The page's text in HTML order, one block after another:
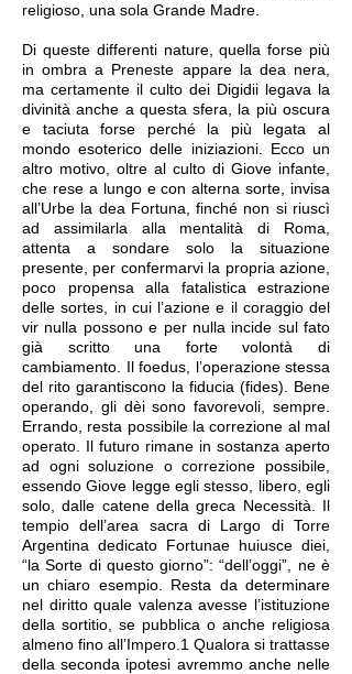
religioso, una sola Grande Madre.
Di queste differenti nature, quella forse più
in ombra a Preneste appare la dea nera,
ma certamente il culto dei Digidii legava la
divinità anche a questa sfera, la più oscura
e taciuta forse perché la più legata al
mondo esoterico delle iniziazioni. Ecco un
altro motivo, oltre al culto di Giove infante,
che rese a lungo e con alterna sorte, invisa
all’Urbe la dea Fortuna, finché non si riuscì
ad assimilarla alla mentalità di Roma,
attenta a sondare solo la situazione
presente, per confermarvi la propria azione,
poco propensa alla fatalistica estrazione
delle sortes, in cui l’azione e il coraggio del
vir nulla possono e per nulla incide sul fato
già scritto una forte volontà di
cambiamento. Il foedus, l’operazione stessa
del rito garantiscono la fiducia (fides). Bene
operando, gli dèi sono favorevoli, sempre.
Errando, resta possibile la correzione al mal
operato. Il futuro rimane in sostanza aperto
ad ogni soluzione o correzione possibile,
essendo Giove legge egli stesso, libero, egli
solo, dalle catene della greca Necessità. Il
tempio dell’area sacra di Largo di Torre
Argentina dedicato Fortunae huiusce diei,
“la Sorte di questo giorno”: “dell’oggi”, ne è
un chiaro esempio. Resta da determinare
nel diritto quale valenza avesse l’istituzione
della sortitio, se pubblica o anche religiosa
almeno fino all’Impero.1 Qualora si trattasse
della seconda ipotesi avremmo anche nelle